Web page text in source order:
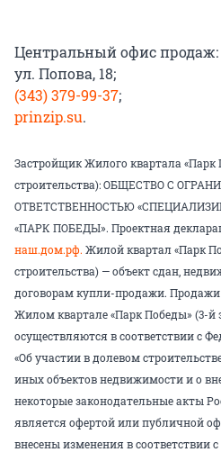
Центральный офис продаж:
ул. Попова, 18;
(343) 379-99-37;
prinzip.su.
Застройщик Жилого квартала «Парк
строительства): ОБЩЕСТВО С
ОТВЕТСТВЕННОСТЬЮ
«ПАРК ПОБЕДЫ». Проектная
наш.дом.рф. Жилой квартал «Парк
строительства) — объект сдан,
договорам купли-продажи.
Жилом квартале «Парк Победы» (3-й
осуществляются в соответствии с
«Об участии в долевом
иных объектов недвижимости и о
некоторые законодательные акты
является офертой или публичной
внесены изменения в соответствии